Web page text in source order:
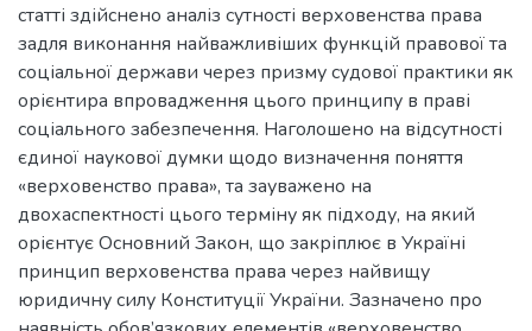
статті здійснено аналіз сутності верховенства права
задля виконання найважливіших функцій правової та
соціальної держави через призму судової практики як
орієнтира впровадження цього принципу в праві
соціального забезпечення. Наголошено на відсутності
єдиної наукової думки щодо визначення поняття
«верховенство права», та зауважено на
двохаспектності цього терміну як підходу, на який
орієнтує Основний Закон, що закріплює в Україні
принцип верховенства права через найвищу
юридичну силу Конституції України. Зазначено про